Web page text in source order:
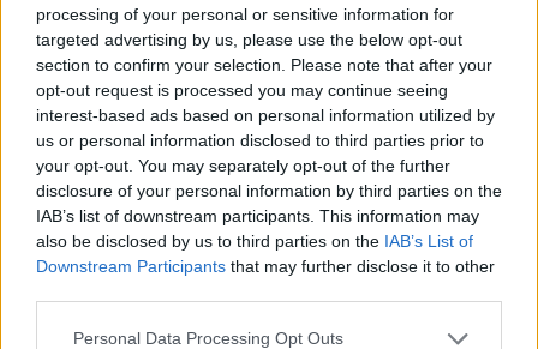
processing of your personal or sensitive information for
targeted advertising by us, please use the below opt-out
section to confirm your selection. Please note that after your
opt-out request is processed you may continue seeing
interest-based ads based on personal information utilized by
us or personal information disclosed to third parties prior to
your opt-out. You may separately opt-out of the further
disclosure of your personal information by third parties on the
IAB’s list of downstream participants. This information may
also be disclosed by us to third parties on the IAB’s List of
Downstream Participants that may further disclose it to other
Personal Data Processing Opt Outs